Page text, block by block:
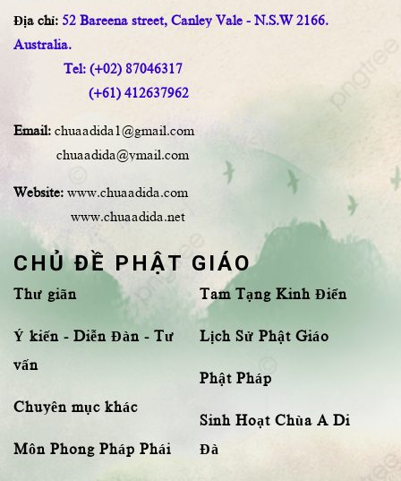
Địa chỉ: 52 Bareena street, Canley Vale - N.S.W 2166.
Australia.
Tel: (+02) 87046317
(+61) 412637962
Email: chuaadida1@gmail.com
chuaadida@ymail.com
Website: www.chuaadida.com
www.chuaadida.net
CHỦ ĐỀ PHẬT GIÁO
Thư giãn
Ý kiến - Diễn Đàn - Tư
vấn
Chuyên mục khác
Môn Phong Pháp Phái
Tam Tạng Kinh Điển
Lịch Sử Phật Giáo
Phật Pháp
Sinh Hoạt Chùa A Di
Đà